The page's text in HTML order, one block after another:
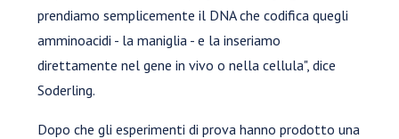
prendiamo semplicemente il DNA che codifica quegli
amminoacidi - la maniglia - e la inseriamo
direttamente nel gene in vivo o nella cellula", dice
Soderling.
Dopo che gli esperimenti di prova hanno prodotto una